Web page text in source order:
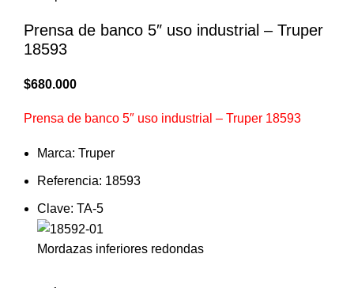
Prensa de banco 5″ uso industrial – Truper
18593
$680.000
Prensa de banco 5″ uso industrial – Truper 18593
Marca: Truper
Referencia: 18593
Clave: TA-5
Mordazas inferiores redondas